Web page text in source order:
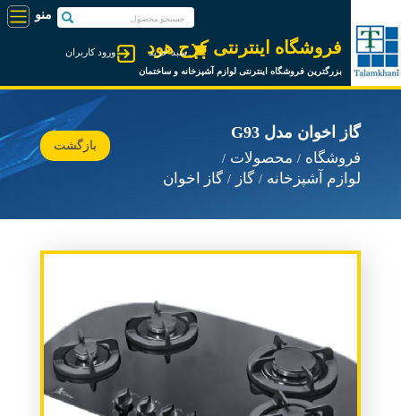
فروشگاه اینترنتی کرج هود
بزرگترین فروشگاه اینترنتی لوازم آشپزخانه و ساختمان
ورود کاربران سبد خرید
گاز اخوان مدل G93
فروشگاه
محصولات
لوازم آشپزخانه
گاز گاز اخوان
بازگشت